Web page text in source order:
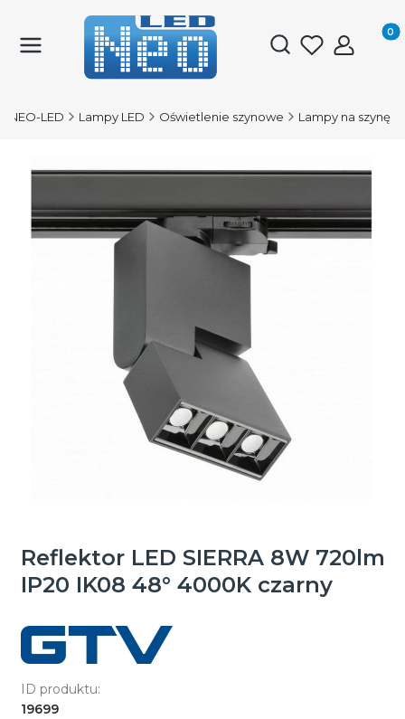
Otwórz
NEO-LED Lampy LED Oświetlenie szynowe Lampy na szynę
Reflektor LED SIERRA 8W 720lm
IP20 IK08 48° 4000K czarny
ID produktu:
19699